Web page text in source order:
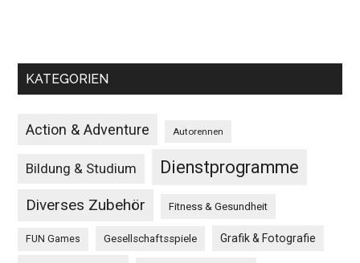
KATEGORIEN
Action & Adventure Autorennen
Bildung & Studium Dienstprogramme
Diverses Zubehör Fitness & Gesundheit
FUN Games Gesellschaftsspiele Grafik & Fotografie